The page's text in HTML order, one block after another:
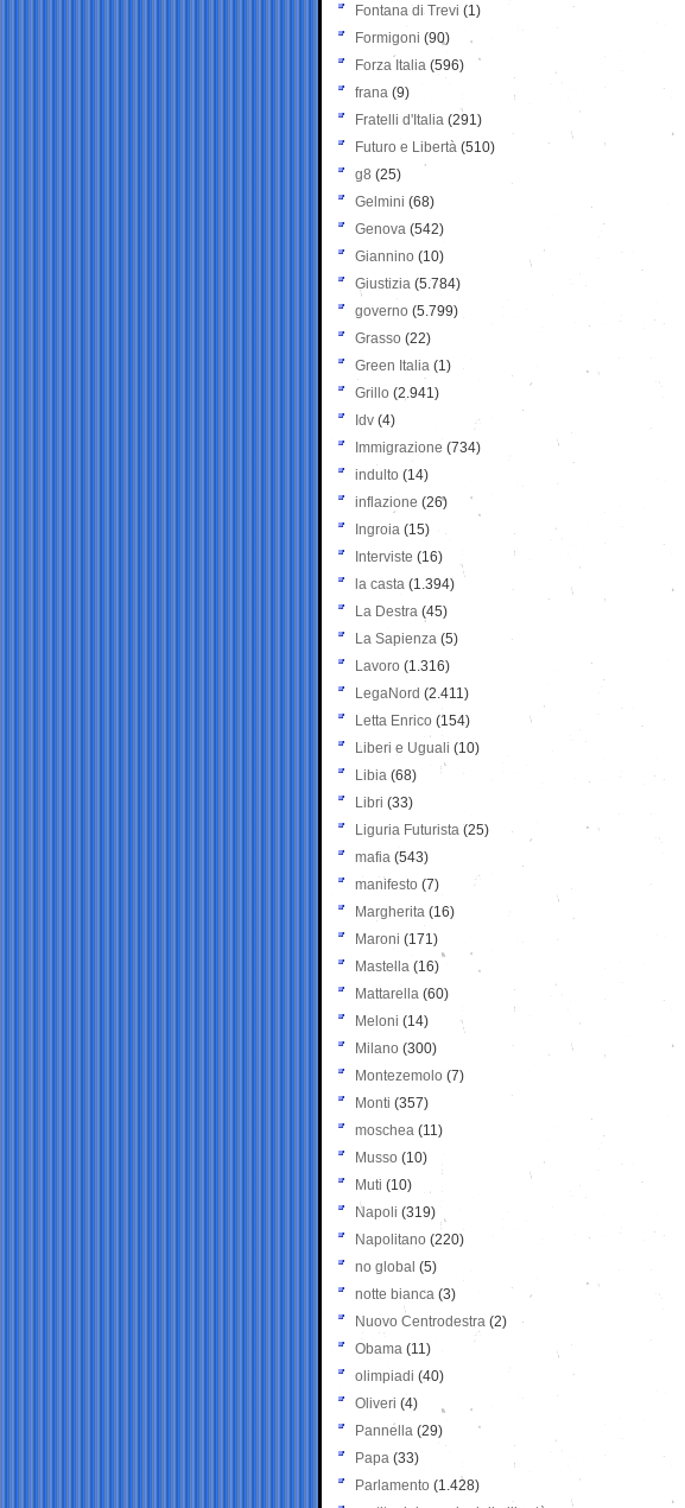
Fontana di Trevi (1)
Formigoni (90)
Forza Italia (596)
frana (9)
Fratelli d'Italia (291)
Futuro e Libertà (510)
g8 (25)
Gelmini (68)
Genova (542)
Giannino (10)
Giustizia (5.784)
governo (5.799)
Grasso (22)
Green Italia (1)
Grillo (2.941)
Idv (4)
Immigrazione (734)
indulto (14)
inflazione (26)
Ingroia (15)
Interviste (16)
la casta (1.394)
La Destra (45)
La Sapienza (5)
Lavoro (1.316)
LegaNord (2.411)
Letta Enrico (154)
Liberi e Uguali (10)
Libia (68)
Libri (33)
Liguria Futurista (25)
mafia (543)
manifesto (7)
Margherita (16)
Maroni (171)
Mastella (16)
Mattarella (60)
Meloni (14)
Milano (300)
Montezemolo (7)
Monti (357)
moschea (11)
Musso (10)
Muti (10)
Napoli (319)
Napolitano (220)
no global (5)
notte bianca (3)
Nuovo Centrodestra (2)
Obama (11)
olimpiadi (40)
Oliveri (4)
Pannella (29)
Papa (33)
Parlamento (1.428)